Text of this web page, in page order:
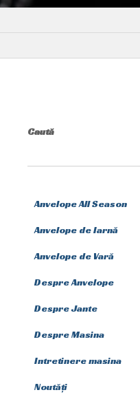
Caută
Anvelope All Season
Anvelope de Iarnă
Anvelope de Vară
Despre Anvelope
Despre Jante
Despre Masina
Intretinere masina
Noutăți